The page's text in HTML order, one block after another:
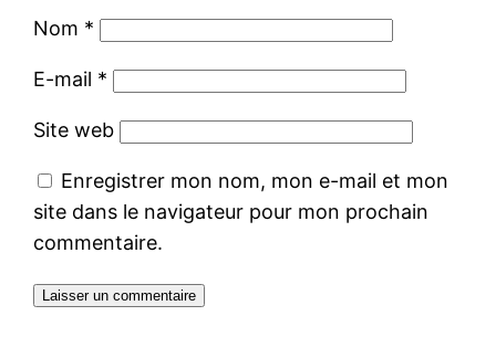
Nom *
E-mail *
Site web
Enregistrer mon nom, mon e-mail et mon
site dans le navigateur pour mon prochain
commentaire.